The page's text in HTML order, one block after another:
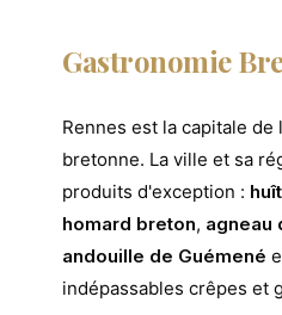
Gastronomie
Rennes est la capitale de
bretonne. La ville et sa
produits d'exception :
homard breton, agneau
andouille de Guémené
indépassables crêpes et